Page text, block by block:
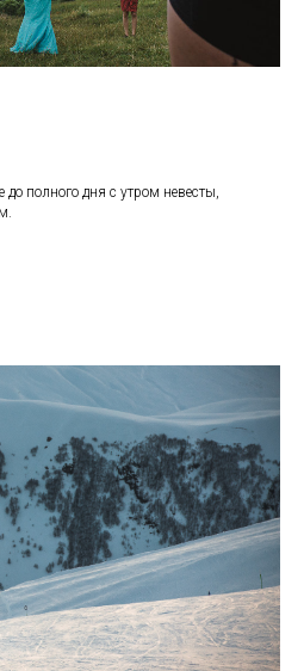
полного дня с утром невесты,